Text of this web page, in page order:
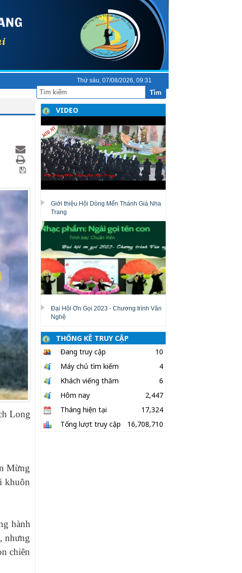
Tìm
Thứ sáu, 07/08/2026, 09:31
Long
Mừng
khuôn
hành
nhưng
chiên
VIDEO
Giới thiệu Hội Dòng Mến Thánh Giá Nha
Trang
Đại Hội Ơn Gọi 2023 - Chương trình Văn
Nghệ
THỐNG KÊ TRUY CẬP
Đang truy cập
10
Máy chủ tìm kiếm
4
Khách viếng thăm
6
Hôm nay
2,447
Tháng hiện tại
17,324
Tổng lượt truy cập
16,708,710